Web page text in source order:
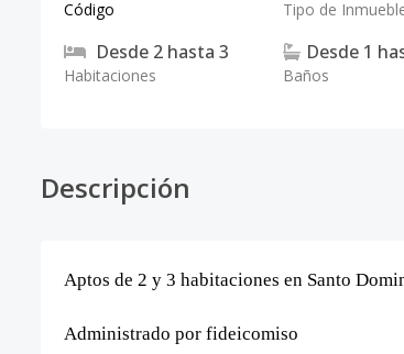
Código Tipo de
Desde 2 hasta 3
Habitaciones
Desde 1
Baños
Descripción
Aptos de 2 y 3 habitaciones en Santo
Administrado por fideicomiso